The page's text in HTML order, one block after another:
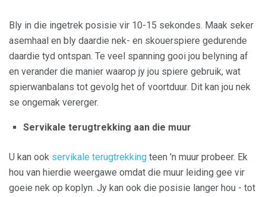
Bly in die ingetrek posisie vir 10-15 sekondes. Maak seker
asemhaal en bly daardie nek- en skouerspiere gedurende
daardie tyd ontspan. Te veel spanning gooi jou belyning af
en verander die manier waarop jy jou spiere gebruik, wat
spierwanbalans tot gevolg het of voortduur. Dit kan jou nek
se ongemak vererger.
Servikale terugtrekking aan die muur
U kan ook servikale terugtrekking teen 'n muur probeer. Ek
hou van hierdie weergawe omdat die muur leiding gee vir
goeie nek op koplyn. Jy kan ook die posisie langer hou - tot